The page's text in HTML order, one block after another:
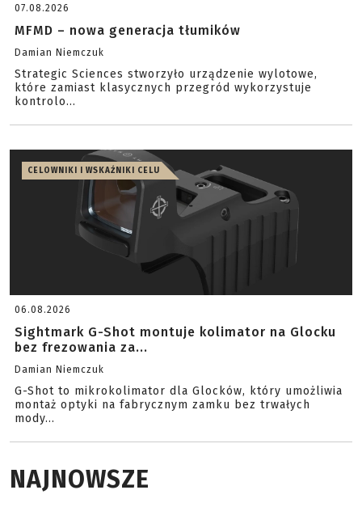
07.08.2026
MFMD – nowa generacja tłumików
Damian Niemczuk
Strategic Sciences stworzyło urządzenie wylotowe,
które zamiast klasycznych przegród wykorzystuje
kontrolo...
CELOWNIKI I WSKAŹNIKI CELU
06.08.2026
Sightmark G-Shot montuje kolimator na Glocku
bez frezowania za...
Damian Niemczuk
G-Shot to mikrokolimator dla Glocków, który umożliwia
montaż optyki na fabrycznym zamku bez trwałych
mody...
NAJNOWSZE